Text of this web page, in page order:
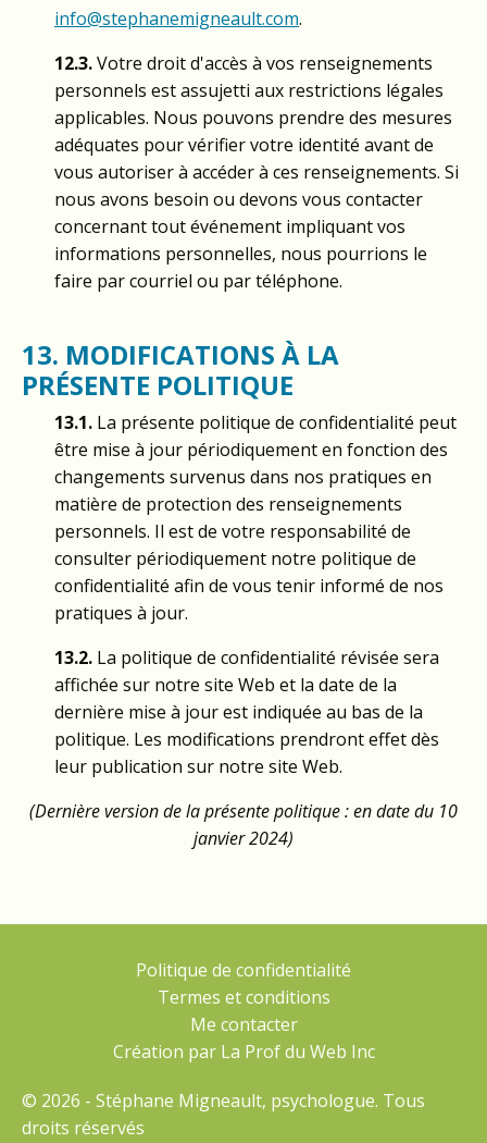
info@stephanemigneault.com.
12.3.Votre droit d'accès à vos renseignements
personnels est assujetti aux restrictions légales
applicables. Nous pouvons prendre des mesures
adéquates pour vérifier votre identité avant de
vous autoriser à accéder à ces renseignements. Si
nous avons besoin ou devons vous contacter
concernant tout événement impliquant vos
informations personnelles, nous pourrions le
faire par courriel ou par téléphone.
13. MODIFICATIONS À LA
PRÉSENTE POLITIQUE
13.1. La présente politique de confidentialité peut
être mise à jour périodiquement en fonction des
changements survenus dans nos pratiques en
matière de protection des renseignements
personnels. Il est de votre responsabilité de
consulter périodiquement notre politique de
confidentialité afin de vous tenir informé de nos
pratiques à jour.
13.2. La politique de confidentialité révisée sera
affichée sur notre site Web et la date de la
dernière mise à jour est indiquée au bas de la
politique. Les modifications prendront effet dès
leur publication sur notre site Web.
(Dernière version de la présente politique : en date du 10
janvier 2024)
Politique de confidentialité
Termes et conditions
Me contacter
Création par La Prof du Web Inc
© 2026 - Stéphane Migneault, psychologue. Tous
droits réservés